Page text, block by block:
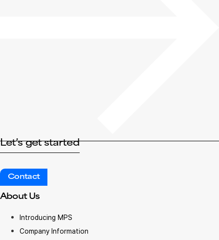
Let’s get started
Contact
About Us
Introducing MPS
Company Information